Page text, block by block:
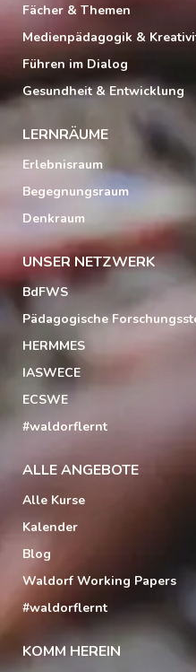
Fächer & Themen
Medienpädagogik &
Führen im Dialog
Gesundheit & Entwicklung
LERNRÄUME
Erlebnisraum
Begegnungsraum
Denkraum
UNSER NETZWERK
BdFWS
Pädagogische
HERMMES
IASWECE
ECSWE
#waldorflernt
ALLE ANGEBOTE
Alle Kurse
Kalender
Blog
Waldorf Working Papers
#waldorflernt
KOMM HEREIN